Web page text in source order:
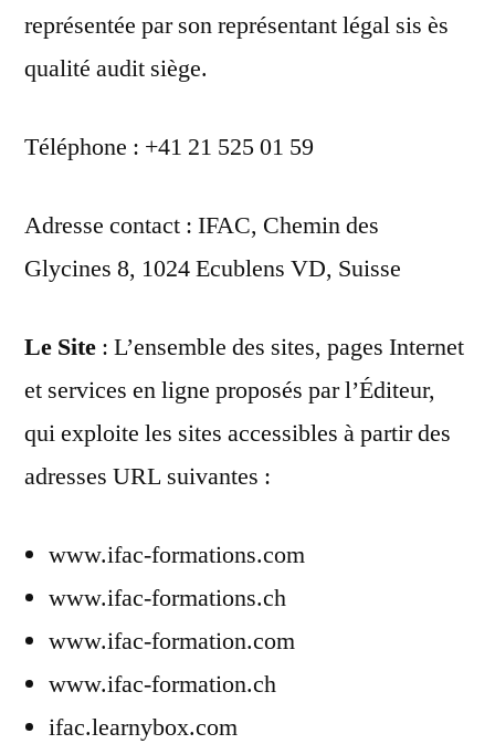
représentée par son représentant légal sis ès
qualité audit siège.
Téléphone : +41 21 525 01 59
Adresse contact : IFAC, Chemin des
Glycines 8, 1024 Ecublens VD, Suisse
Le Site : L’ensemble des sites, pages Internet
et services en ligne proposés par l’Éditeur,
qui exploite les sites accessibles à partir des
adresses URL suivantes :
www.ifac-formations.com
www.ifac-formations.ch
www.ifac-formation.com
www.ifac-formation.ch
ifac.learnybox.com